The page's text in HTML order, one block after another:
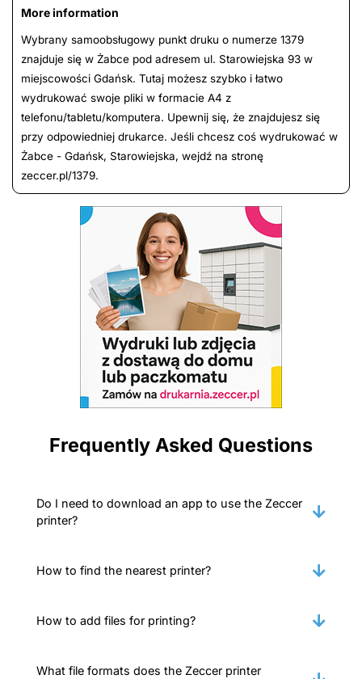
More information
Wybrany samoobsługowy punkt druku o numerze 1379
znajduje się w Żabce pod adresem ul. Starowiejska 93 w
miejscowości Gdańsk. Tutaj możesz szybko i łatwo
wydrukować swoje pliki w formacie A4 z
telefonu/tabletu/komputera. Upewnij się, że znajdujesz się
przy odpowiedniej drukarce. Jeśli chcesz coś wydrukować w
Żabce - Gdańsk, Starowiejska, wejdź na stronę
zeccer.pl/1379.
Frequently Asked Questions
Do I need to download an app to use the Zeccer
printer?
How to find the nearest printer?
How to add files for printing?
What file formats does the Zeccer printer